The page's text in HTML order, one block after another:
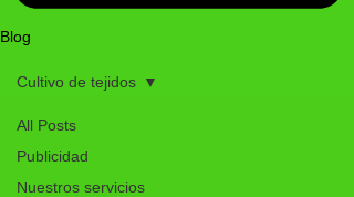
Blog
All Posts
Publicidad
Nuestros servicios
Cultivo de tejidos